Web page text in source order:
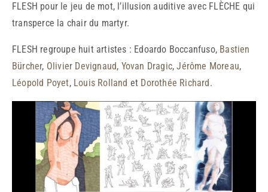
FLESH pour le jeu de mot, l’illusion auditive avec FLÈCHE qui
transperce la chair du martyr.
FLESH regroupe huit artistes : Edoardo Boccanfuso, Bastien
Bürcher, Olivier Devignaud, Yovan Dragic,Jérôme Moreau,
Léopold Poyet, Louis Rolland et Dorothée Richard.